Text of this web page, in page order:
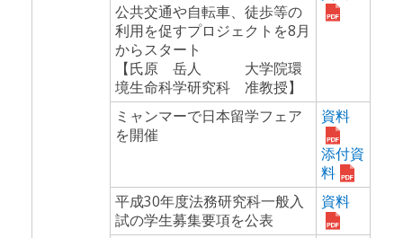
公共交通や自転車、徒歩等の
利用を促すプロジェクトを8月
からスタート
【氏原 岳人 大学院環
境生命科学研究科 准教授】
ミャンマーで日本留学フェア
を開催
資料
添付資
料
平成30年度法務研究科一般入
試の学生募集要項を公表
資料